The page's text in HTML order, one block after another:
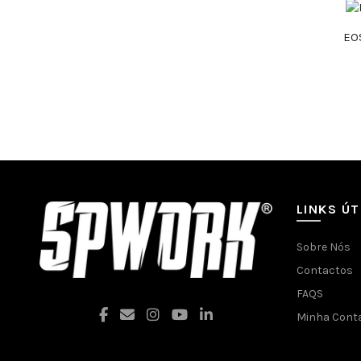
LINKS
Sobre Nós
Contactos
FAQS
Minha